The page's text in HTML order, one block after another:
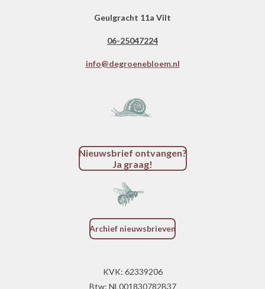
Geulgracht 11a Vilt
06-25047224
info@degroenebloem.nl
Nieuwsbrief ontvangen?
Ja graag!
Archief nieuwsbrieven
KVK: 62339206
Btw: NL001830782B37